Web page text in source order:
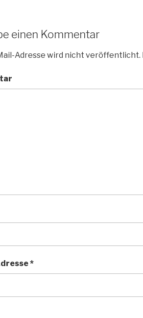
einen Kommentar
Adresse wird nicht veröffentlicht.
*